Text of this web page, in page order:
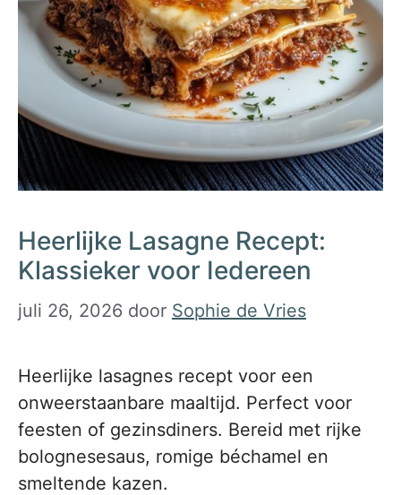
Heerlijke Lasagne Recept:
Klassieker voor Iedereen
juli 26, 2026 door Sophie de Vries
Heerlijke lasagnes recept voor een
onweerstaanbare maaltijd. Perfect voor
feesten of gezinsdiners. Bereid met rijke
bolognesesaus, romige béchamel en
smeltende kazen.